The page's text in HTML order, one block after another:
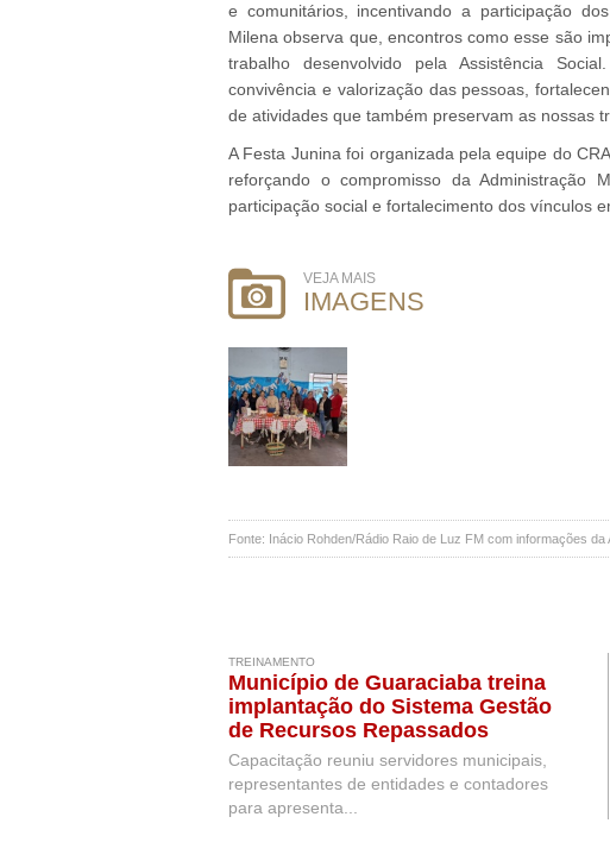
e comunitários, incentivando a participação
Milena observa que, encontros como esse são
trabalho desenvolvido pela Assistência
convivência e valorização das pessoas,
de atividades que também preservam as nossas
A Festa Junina foi organizada pela equipe do
reforçando o compromisso da Administração
participação social e fortalecimento dos vínculos
VEJA MAIS
IMAGENS
Fonte: Inácio Rohden/Rádio Raio de Luz FM com informações
TREINAMENTO
Município de Guaraciaba treina
implantação do Sistema Gestão
de Recursos Repassados
Capacitação reuniu servidores municipais,
representantes de entidades e contadores
para apresenta...